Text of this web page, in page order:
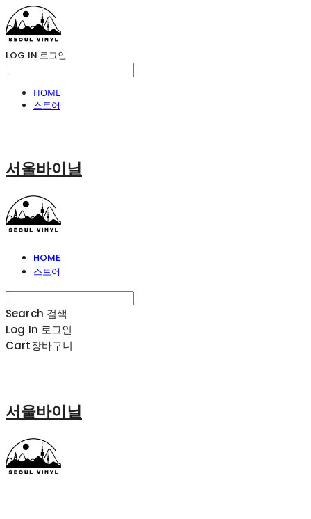
LOG IN 로그인
HOME
스토어
서울바이닐
HOME
스토어
Search 검색
Log In 로그인
Cart장바구니
서울바이닐